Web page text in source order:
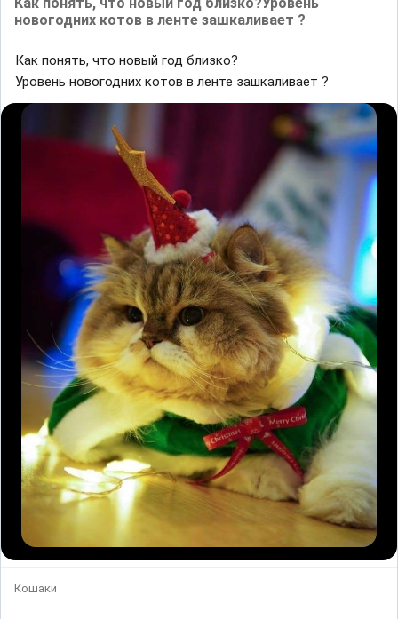
новогодних котов в ленте зашкаливает ?
Как понять, что новый год близко?
Уровень новогодних котов в ленте зашкаливает ?
Кошаки